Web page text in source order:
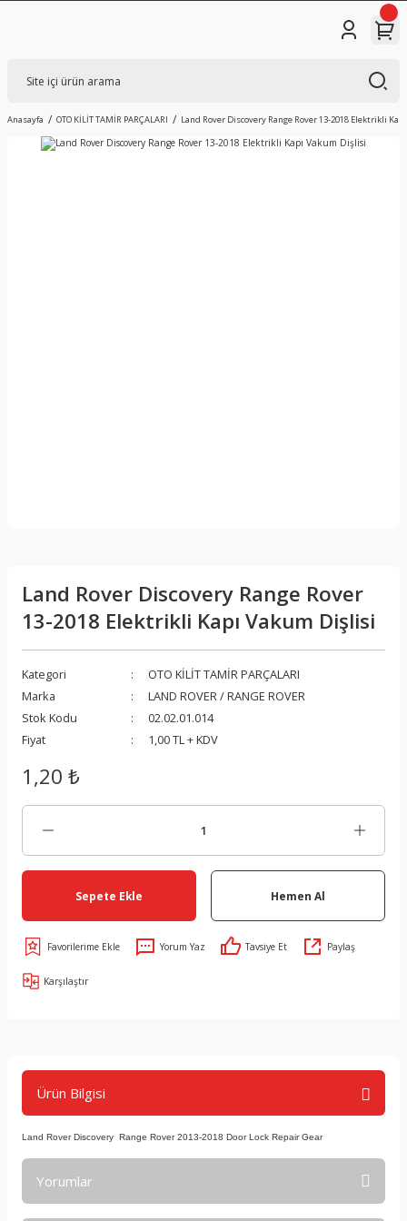
Anasayfa OTO KİLİT TAMİR PARÇALARI Land Rover Discovery Range Rover 13-2018 Elektrikli
Land Rover Discovery Range Rover
13-2018 Elektrikli Kapı Vakum Dişlisi
Kategori
OTO KİLİT TAMİR PARÇALARI
Marka
LAND ROVER / RANGE ROVER
Stok Kodu
02.02.01.014
Fiyat
1,00 TL + KDV
1,20 ₺
Sepete Ekle Hemen Al
Yorum Yaz Tavsiye Et Paylaş
Karşılaştır
Ürün Bilgisi
Land Rover Discovery Range Rover 2013-2018 Door Lock Repair Gear
Yorumlar